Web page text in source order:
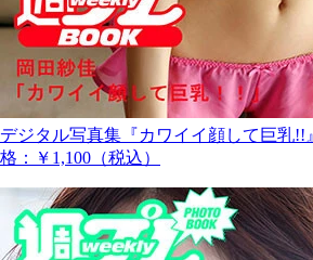
デジタル写真集『カワイイ顔して巨乳
格：￥1,100（税込）